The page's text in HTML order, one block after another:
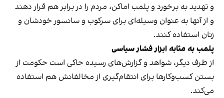
و تهدید به برخورد و پلمب اماکن، مردم را در برابر هم قرار دهند
و از آنها به عنوان وسیله‌ای برای سرکوب و سانسور خودشان و
زنان استفاده کنند.
پلمب به مثابه ابزار فشار سیاسی
از طرف دیگر، شواهد و گزارش‌های رسیده حاکی است حکومت از
بستن کسب‌وکارها برای انتقام‌گیری از مخالفانش هم استفاده
می‌کند.